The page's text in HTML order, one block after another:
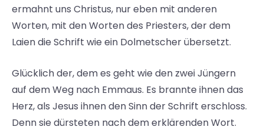
ermahnt uns Christus, nur eben mit anderen
Worten, mit den Worten des Priesters, der dem
Laien die Schrift wie ein Dolmetscher übersetzt.
Glücklich der, dem es geht wie den zwei Jüngern
auf dem Weg nach Emmaus. Es brannte ihnen das
Herz, als Jesus ihnen den Sinn der Schrift erschloss.
Denn sie dürsteten nach dem erklärenden Wort.